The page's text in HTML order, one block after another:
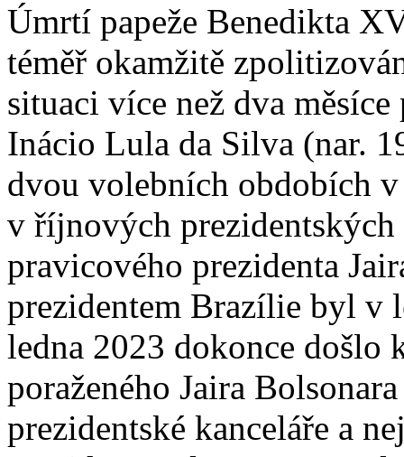
Úmrtí papeže Benedikta
téměř okamžitě
situaci více než dva
Inácio Lula da Silva (nar.
dvou volebních obdobích
v říjnových
pravicového prezidenta
prezidentem Brazílie byl v
ledna 2023 dokonce
poraženého Jaira
prezidentské kanceláře a